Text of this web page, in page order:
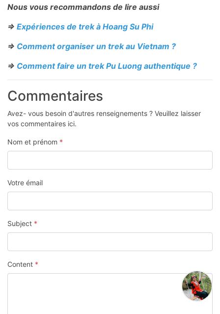
Nous vous recommandons de lire aussi
=> Expériences de trek à Hoang Su Phi
=> Comment organiser un trek au Vietnam ?
=> Comment faire un trek Pu Luong authentique ?
Commentaires
Avez- vous besoin d'autres renseignements ? Veuillez laisser
vos commentaires ici.
Nom et prénom *
Votre émail
Subject *
Content *